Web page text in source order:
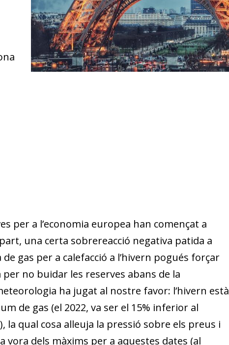
per a l’economia europea han començat a
una certa sobrereacció negativa patida a
gas per a calefacció a l’hivern pogués forçar
no buidar les reserves abans de la
ha jugat al nostre favor: l’hivern està
de gas (el 2022, va ser el 15% inferior al
la qual cosa alleuja la pressió sobre els preus i
vora dels màxims per a aquestes dates (al